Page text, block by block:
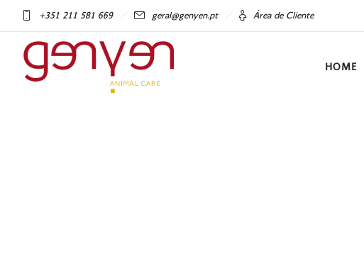
+351 211 581 669 geral@genyen.pt Área de Cliente
HOME